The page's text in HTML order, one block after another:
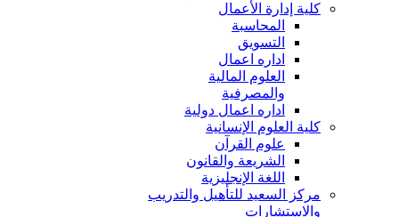
كلية إدارة الأعمال
المحاسبة
التسويق
اداره اعمال
العلوم المالية
والمصرفية
اداره اعمال دولية
كلية العلوم الإنسانية
علوم القرآن
الشريعة والقانون
اللغة الإنجليزية
مركز السعيد للتأهيل والتدريب
والاستشارات